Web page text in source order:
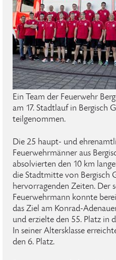
Ein Team der Feuerwehr
am 17. Stadtlauf in Bergisch
teilgenommen.
Die 25 haupt- und
Feuerwehrmänner aus
absolvierten den 10 km
die Stadtmitte von Bergisch
hervorragenden Zeiten. Der
Feuerwehrmann konnte
das Ziel am Konrad-
und erzielte den 55. Platz in
In seiner Altersklasse
den 6. Platz.